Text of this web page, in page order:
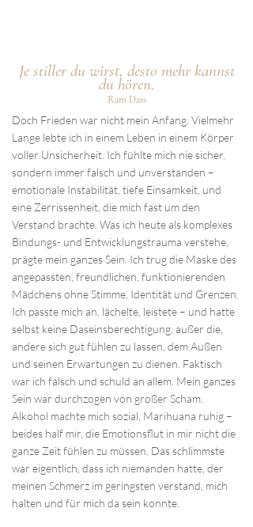
Je stiller du wirst, desto mehr kannst
du hören.
Ram Dass
Doch Frieden war nicht mein Anfang. Vielmehr
Lange lebte ich in einem Leben in einem Körper
voller Unsicherheit. Ich fühlte mich nie sicher,
sondern immer falsch und unverstanden –
emotionale Instabilität, tiefe Einsamkeit, und
eine Zerrissenheit, die mich fast um den
Verstand brachte. Was ich heute als komplexes
Bindungs- und Entwicklungstrauma verstehe,
prägte mein ganzes Sein. Ich trug die Maske des
angepassten, freundlichen, funktionierenden
Mädchens ohne Stimme, Identität und Grenzen.
Ich passte mich an, lächelte, leistete – und hatte
selbst keine Daseinsberechtigung, außer die,
andere sich gut fühlen zu lassen, dem Außen
und seinen Erwartungen zu dienen. Faktisch
war ich falsch und schuld an allem. Mein ganzes
Sein war durchzogen von großer Scham.
Alkohol machte mich sozial, Marihuana ruhig –
beides half mir, die Emotionsflut in mir nicht die
ganze Zeit fühlen zu müssen. Das schlimmste
war eigentlich, dass ich niemanden hatte, der
meinen Schmerz im geringsten verstand, mich
halten und für mich da sein konnte.